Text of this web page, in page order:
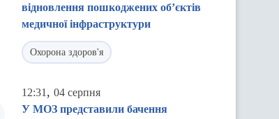
відновлення пошкоджених об’єктів
медичної інфраструктури
Охорона здоров'я
12:31 , 04 серпня
У МОЗ представили бачення